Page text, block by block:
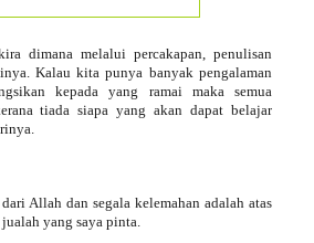
dimana melalui percakapan, penulisan
Kalau kita punya banyak pengalaman
kepada yang ramai maka semua
tiada siapa yang akan dapat belajar
Allah dan segala kelemahan adalah atas
yang saya pinta.